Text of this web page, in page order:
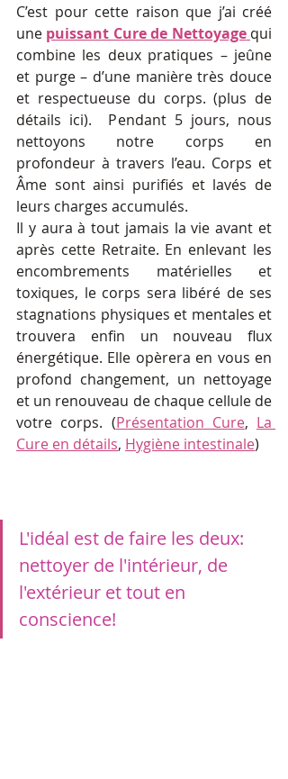
C’est pour cette raison que j’ai créé
une puissant Cure de Nettoyage qui
combine les deux pratiques – jeûne
et purge – d’une manière très douce
et respectueuse du corps. (plus de
détails ici).  Pendant 5 jours, nous
nettoyons notre corps en
profondeur à travers l’eau. Corps et
Âme sont ainsi purifiés et lavés de
leurs charges accumulés.
Il y aura à tout jamais la vie avant et
après cette Retraite. En enlevant les
encombrements matérielles et
toxiques, le corps sera libéré de ses
stagnations physiques et mentales et
trouvera enfin un nouveau flux
énergétique. Elle opèrera en vous en
profond changement, un nettoyage
et un renouveau de chaque cellule de
votre corps. (Présentation Cure, La
Cure en détails, Hygiène intestinale)
L'idéal est de faire les deux:
nettoyer de l'intérieur, de
l'extérieur et tout en
conscience!